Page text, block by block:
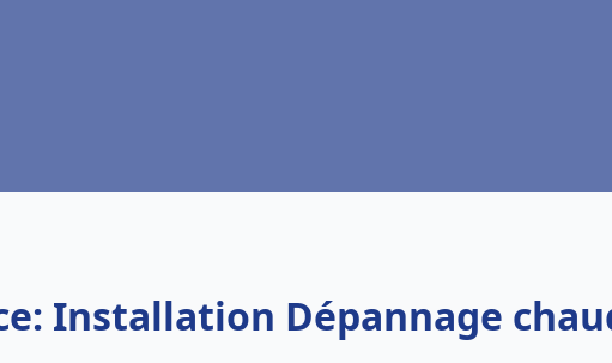
Installation Dépannage